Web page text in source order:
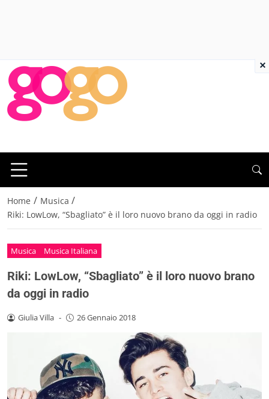
Home / Musica /
Riki: LowLow, “Sbagliato” è il loro nuovo brano da oggi in radio
Musica Musica Italiana
Riki: LowLow, “Sbagliato” è il loro nuovo brano
da oggi in radio
Giulia Villa - 26 Gennaio 2018
×